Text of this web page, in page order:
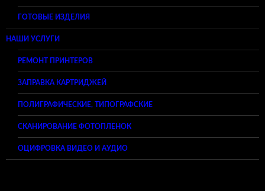
ГОТОВЫЕ ИЗДЕЛИЯ
НАШИ УСЛУГИ
РЕМОНТ ПРИНТЕРОВ
ЗАПРАВКА КАРТРИДЖЕЙ
ПОЛИГРАФИЧЕСКИЕ, ТИПОГРАФСКИЕ
СКАНИРОВАНИЕ ФОТОПЛЕНОК
ОЦИФРОВКА ВИДЕО И АУДИО